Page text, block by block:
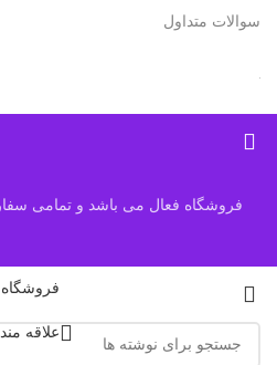
سوالات متداول
فروشگاه فعال می باشد و تمامی
فروشگاه
علاقه